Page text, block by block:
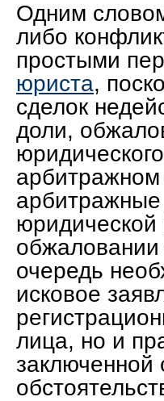
Одним
либо
простыми
юриста,
сделок
доли,
арбитражном
юридической
очередь
исковое
лица, но и
заключенной